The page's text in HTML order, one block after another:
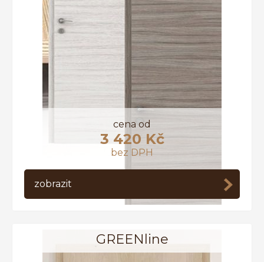
cena od
3 420 Kč
bez DPH
zobrazit
GREENline